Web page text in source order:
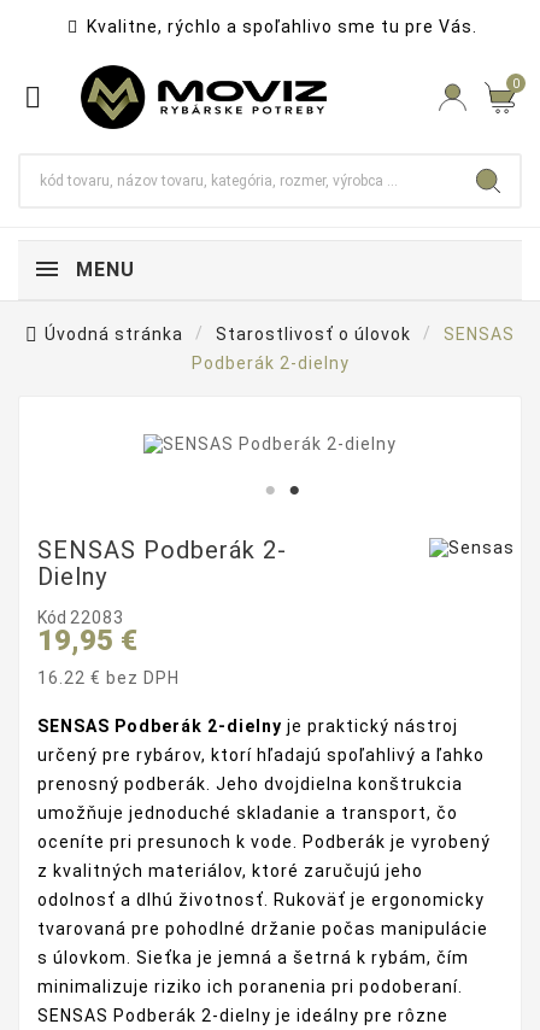
 Kvalitne, rýchlo a spoľahlivo sme tu pre Vás.
 0
MENU
Úvodná stránka Starostlivosť o úlovok
SENSAS
Podberák 2-dielny
SENSAS Podberák 2-
Dielny
Kód 22083
19,95 €
16.22 € bez DPH
SENSAS Podberák 2-dielny je praktický nástroj
určený pre rybárov, ktorí hľadajú spoľahlivý a ľahko
prenosný podberák. Jeho dvojdielna konštrukcia
umožňuje jednoduché skladanie a transport, čo
oceníte pri presunoch k vode. Podberák je vyrobený
z kvalitných materiálov, ktoré zaručujú jeho
odolnosť a dlhú životnosť. Rukoväť je ergonomicky
tvarovaná pre pohodlné držanie počas manipulácie
s úlovkom. Sieťka je jemná a šetrná k rybám, čím
minimalizuje riziko ich poranenia pri podoberaní.
SENSAS Podberák 2-dielny je ideálny pre rôzne